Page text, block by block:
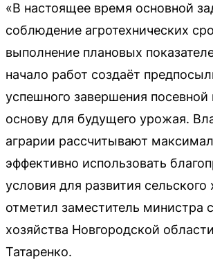
«В настоящее время основной
соблюдение агротехнических
выполнение плановых
начало работ создаёт
успешного завершения посевной
основу для будущего урожая.
аграрии рассчитывают
эффективно использовать
условия для развития
отметил заместитель министра
хозяйства Новгородской
Татаренко.